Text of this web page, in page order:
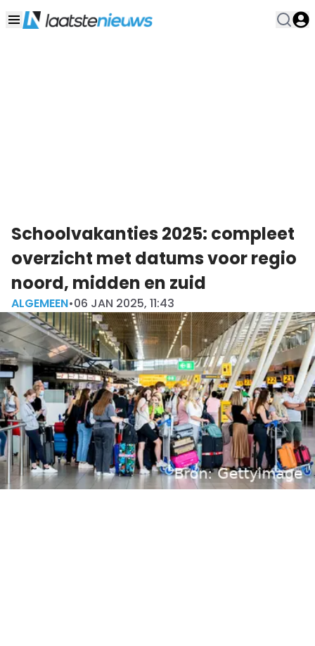
Schoolvakanties 2025: compleet
overzicht met datums voor regio
noord, midden en zuid
ALGEMEEN•06 JAN 2025, 11:43